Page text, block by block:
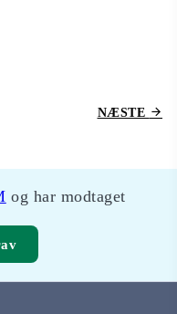
NÆSTE
og har modtaget